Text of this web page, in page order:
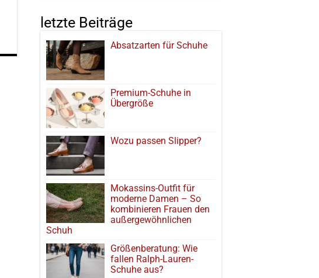
letzte Beiträge
Absatzarten für Schuhe
Premium-Schuhe in
Übergröße
Wozu passen Slipper?
Mokassins-Outfit für
moderne Damen – So
kombinieren Frauen den
außergewöhnlichen
Schuh
Größenberatung: Wie
fallen Ralph-Lauren-
Schuhe aus?